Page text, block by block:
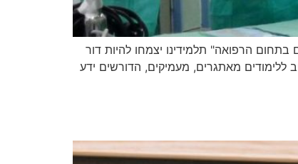
בתחום הרפואה" תלמידינו יצמחו להיות דור
מאתגרים, מעמיקים, הדורשים ידע